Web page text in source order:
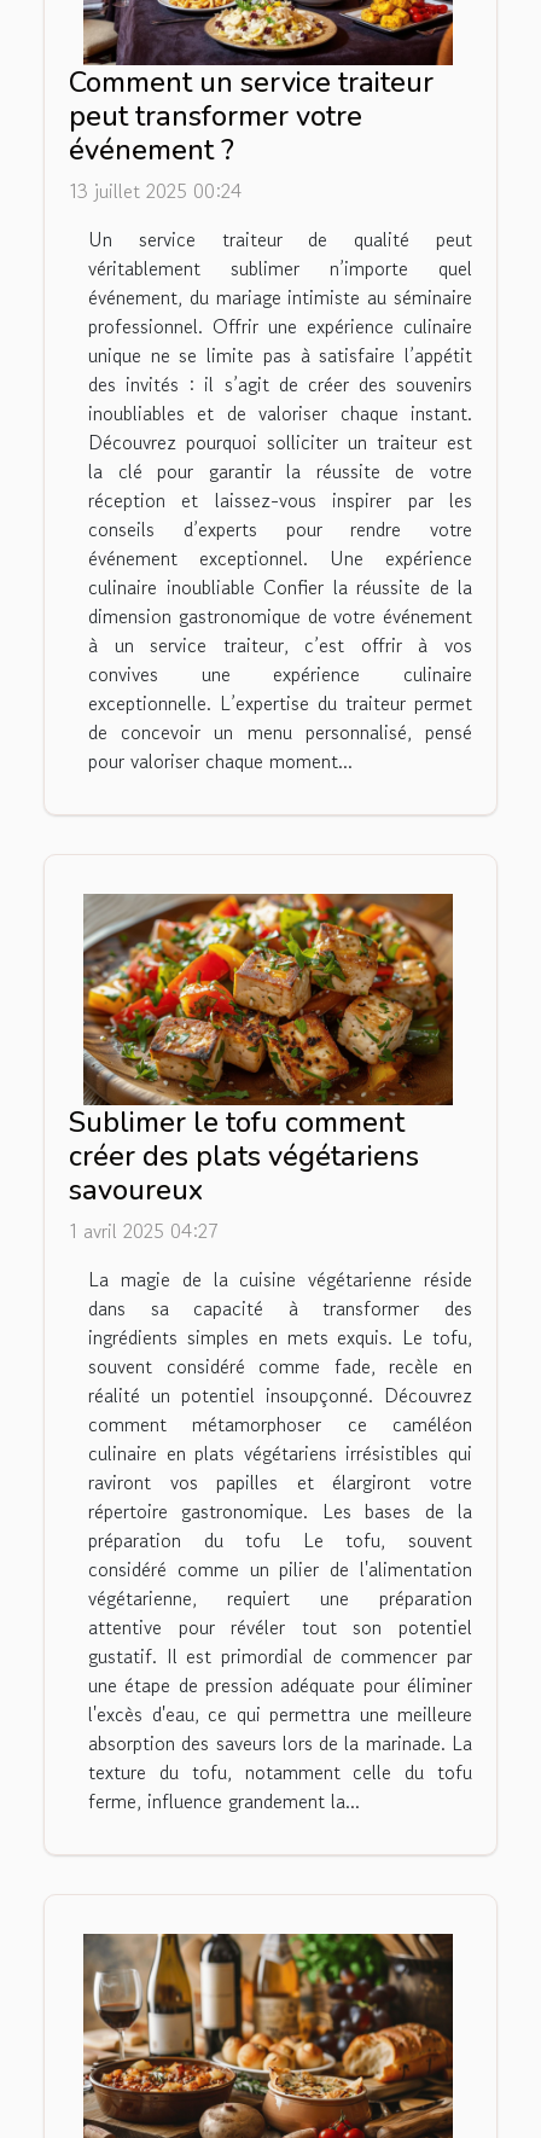
Comment un service traiteur
peut transformer votre
événement ?
13 juillet 2025 00:24
Un service traiteur de qualité peut
véritablement sublimer n’importe quel
événement, du mariage intimiste au séminaire
professionnel. Offrir une expérience culinaire
unique ne se limite pas à satisfaire l’appétit
des invités : il s’agit de créer des souvenirs
inoubliables et de valoriser chaque instant.
Découvrez pourquoi solliciter un traiteur est
la clé pour garantir la réussite de votre
réception et laissez-vous inspirer par les
conseils d’experts pour rendre votre
événement exceptionnel. Une expérience
culinaire inoubliable Confier la réussite de la
dimension gastronomique de votre événement
à un service traiteur, c’est offrir à vos
convives une expérience culinaire
exceptionnelle. L’expertise du traiteur permet
de concevoir un menu personnalisé, pensé
pour valoriser chaque moment...
Sublimer le tofu comment
créer des plats végétariens
savoureux
1 avril 2025 04:27
La magie de la cuisine végétarienne réside
dans sa capacité à transformer des
ingrédients simples en mets exquis. Le tofu,
souvent considéré comme fade, recèle en
réalité un potentiel insoupçonné. Découvrez
comment métamorphoser ce caméléon
culinaire en plats végétariens irrésistibles qui
raviront vos papilles et élargiront votre
répertoire gastronomique. Les bases de la
préparation du tofu Le tofu, souvent
considéré comme un pilier de l'alimentation
végétarienne, requiert une préparation
attentive pour révéler tout son potentiel
gustatif. Il est primordial de commencer par
une étape de pression adéquate pour éliminer
l'excès d'eau, ce qui permettra une meilleure
absorption des saveurs lors de la marinade. La
texture du tofu, notamment celle du tofu
ferme, influence grandement la...